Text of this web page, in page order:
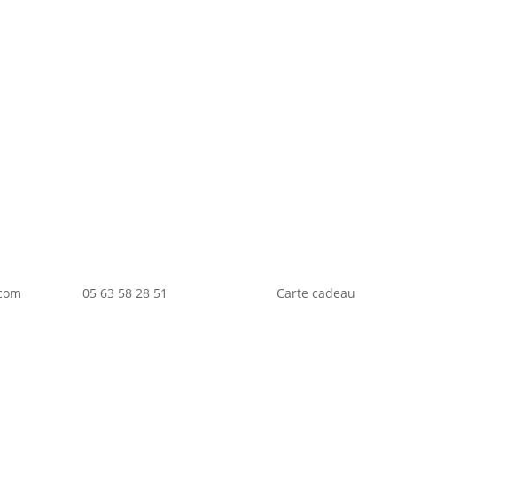
05 63 58 28 51 Carte cadeau